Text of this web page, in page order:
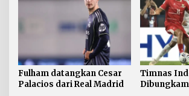
Fulham datangkan Cesar
Palacios dari Real Madrid
Timnas